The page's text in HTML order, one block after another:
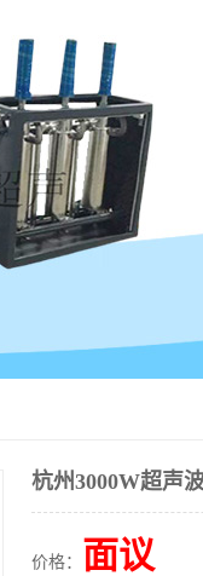
杭州3000W超声
价格： 面议